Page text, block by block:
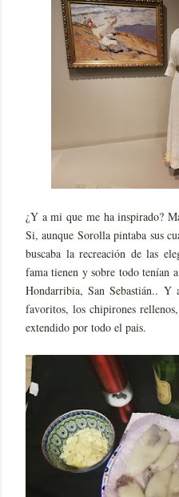
¿Y a mi que me ha inspirado?
Si, aunque Sorolla pintaba sus
buscaba la recreación de las
fama tienen y sobre todo tenían
Hondarribia, San Sebastián..
favoritos, los chipirones
extendido por todo el pais.